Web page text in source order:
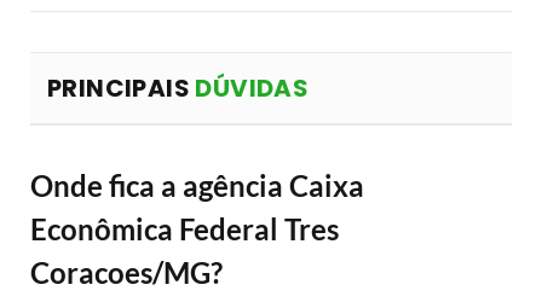
PRINCIPAIS DÚVIDAS
Onde fica a agência Caixa
Econômica Federal Tres
Coracoes/MG?